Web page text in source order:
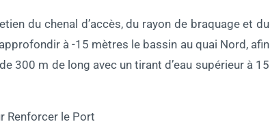
du chenal d’accès, du rayon de braquage et du
à -15 mètres le bassin au quai Nord, afin
300 m de long avec un tirant d’eau supérieur à 15
Renforcer le Port